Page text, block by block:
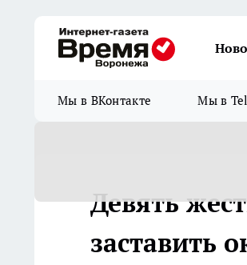
Мы в ВКонтакте Мы в
Девять
заставить